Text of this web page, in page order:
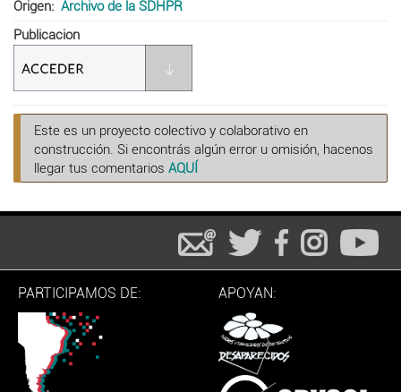
Origen
Archivo de la SDHPR
Publicacion
Este es un proyecto colectivo y colaborativo en
construcción. Si encontrás algún error u omisión, hacenos
llegar tus comentarios AQUÍ
PARTICIPAMOS DE: APOYAN: